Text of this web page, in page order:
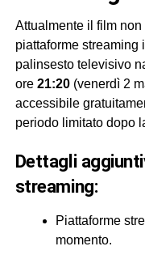
Attualmente il film
piattaforme streaming
palinsesto televisivo
ore21:20 (venerdì 2
accessibile
periodo limitato dopo
dettagli aggiuntivi sulla disponibilità in
streaming:
Piattaforme
momento.